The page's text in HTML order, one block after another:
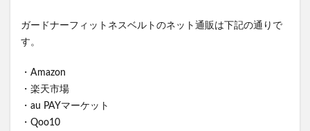
ガードナーフィットネスベルトのネット通販は下記の通りで
す。
・Amazon
・楽天市場
・au PAYマーケット
・Qoo10